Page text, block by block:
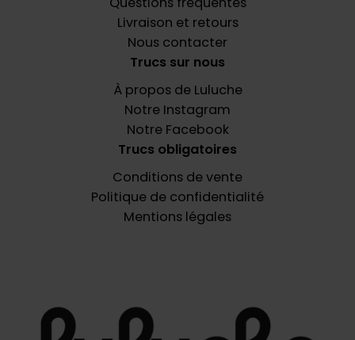
Livraison et retours
Nous contacter
Trucs sur nous
À propos de Luluche
Notre Instagram
Notre Facebook
Trucs obligatoires
Conditions de vente
Politique de confidentialité
Mentions légales